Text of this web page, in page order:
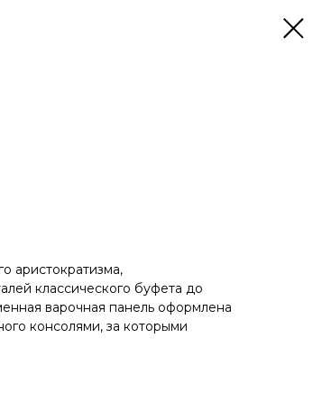
аристократизма,
классического буфета до
варочная панель оформлена
консолями, за которыми